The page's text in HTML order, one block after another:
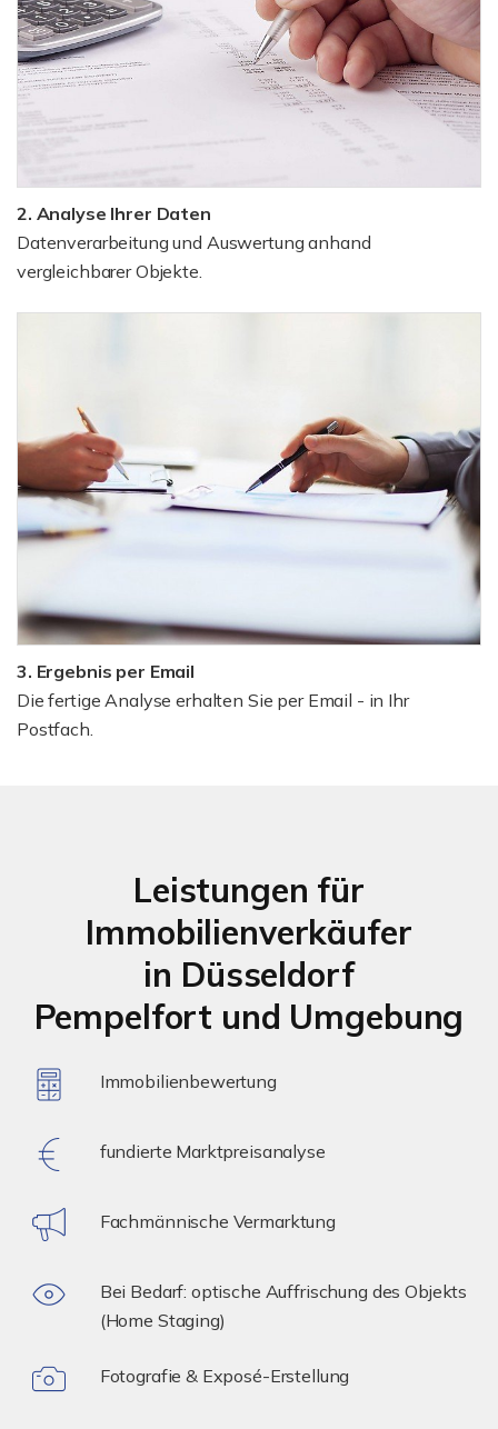
2. Analyse Ihrer Daten
Datenverarbeitung und Auswertung anhand
vergleichbarer Objekte.
3. Ergebnis per Email
Die fertige Analyse erhalten Sie per Email - in Ihr
Postfach.
Leistungen für
Immobilienverkäufer
in Düsseldorf
Pempelfort und Umgebung
Immobilienbewertung
fundierte Marktpreisanalyse
Fachmännische Vermarktung
Bei Bedarf: optische Auffrischung des Objekts
(Home Staging)
Fotografie & Exposé-Erstellung